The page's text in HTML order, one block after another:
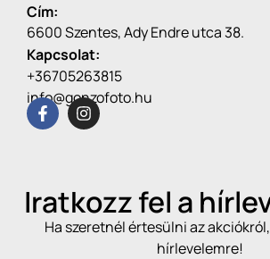
Cím:
6600 Szentes, Ady Endre utca 38.
Kapcsolat:
+36705263815
info@gonzofoto.hu
Iratkozz fel a
Ha szeretnél értesülni az
hírlevelemre!